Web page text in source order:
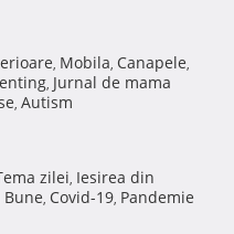
, Mobila, Canapele,
, Jurnal de mama
, Autism
zilei, Iesirea din
Bune, Covid-19, Pandemie